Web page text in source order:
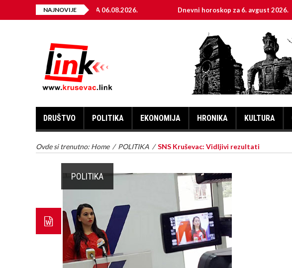
NAJNOVIJE
ENERGIJE ZA 06.08.2026. Dnevni horoskop za 6. avgust 2026.
DRUŠTVO POLITIKA EKONOMIJA HRONIKA KULTURA
Ovde si trenutno: Home / POLITIKA /SNS Kruševac: Vidljivi rezultati
POLITIKA